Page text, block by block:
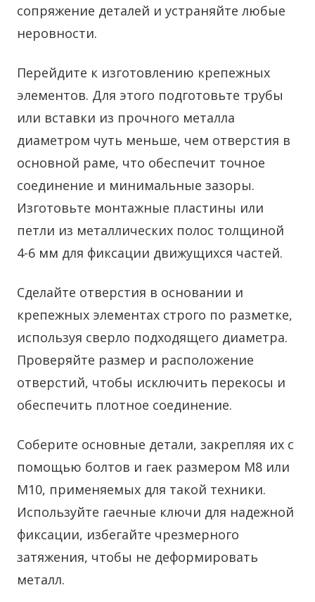
сопряжение деталей и устраняйте любые
неровности.
Перейдите к изготовлению крепежных
элементов. Для этого подготовьте трубы
или вставки из прочного металла
диаметром чуть меньше, чем отверстия в
основной раме, что обеспечит точное
соединение и минимальные зазоры.
Изготовьте монтажные пластины или
петли из металлических полос толщиной
4-6 мм для фиксации движущихся частей.
Сделайте отверстия в основании и
крепежных элементах строго по разметке,
используя сверло подходящего диаметра.
Проверяйте размер и расположение
отверстий, чтобы исключить перекосы и
обеспечить плотное соединение.
Соберите основные детали, закрепляя их с
помощью болтов и гаек размером M8 или
M10, применяемых для такой техники.
Используйте гаечные ключи для надежной
фиксации, избегайте чрезмерного
затяжения, чтобы не деформировать
металл.